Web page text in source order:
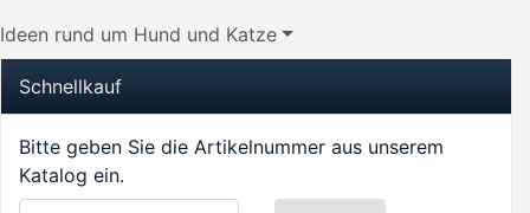
Ideen rund um Hund und Katze
Schnellkauf
Bitte geben Sie die Artikelnummer aus unserem
Katalog ein.